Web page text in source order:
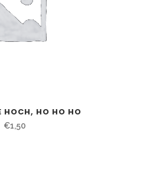
HOCH, HO HO HO
€1,50